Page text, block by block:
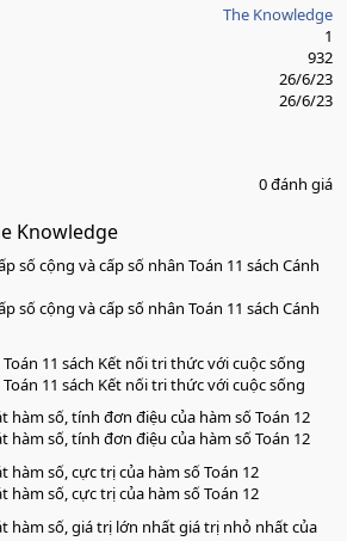
The Knowledge
1
932
26/6/23
26/6/23
0 đánh giá
Knowledge
số cộng và cấp số nhân Toán 11 sách Cánh
số cộng và cấp số nhân Toán 11 sách Cánh
11 sách Kết nối tri thức với cuộc sống
11 sách Kết nối tri thức với cuộc sống
hàm số, tính đơn điệu của hàm số Toán 12
hàm số, tính đơn điệu của hàm số Toán 12
hàm số, cực trị của hàm số Toán 12
hàm số, cực trị của hàm số Toán 12
hàm số, giá trị lớn nhất giá trị nhỏ nhất của